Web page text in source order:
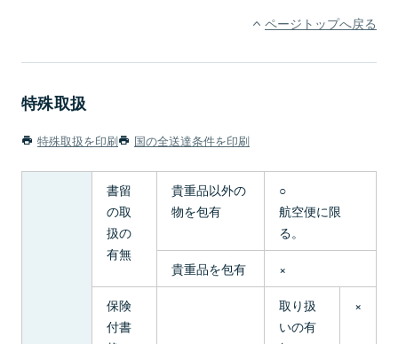
ページトップへ戻る
特殊取扱
特殊取扱を印刷 国の全送達条件を印刷
書留
の取
扱の
有無
貴重品以外の
物を包有
○
航空便に限
る。
貴重品を包有
×
保険
付書
取り扱
いの有
×